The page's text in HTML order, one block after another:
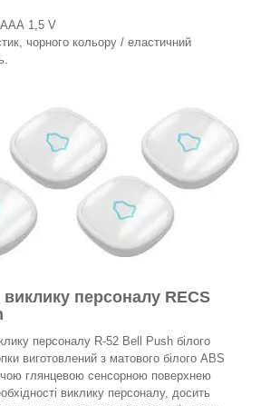
1,5 V
чорного кольору / еластичний
персоналу RECS
персоналу R-52 Bell Push білого
виготовлений з матового білого ABS
глянцевою сенсорною поверхнею
виклику персоналу, досить